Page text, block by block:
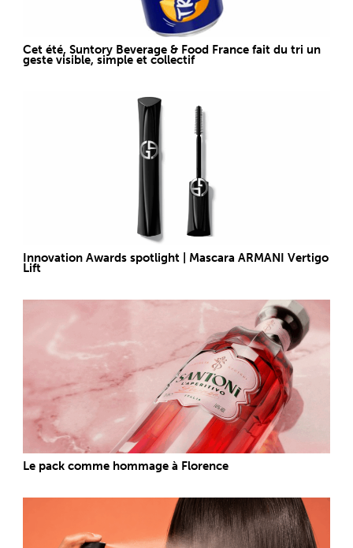
Cet été, Suntory Beverage & Food France fait du tri un
geste visible, simple et collectif
Innovation Awards spotlight | Mascara ARMANI Vertigo
Lift
Le pack comme hommage à Florence